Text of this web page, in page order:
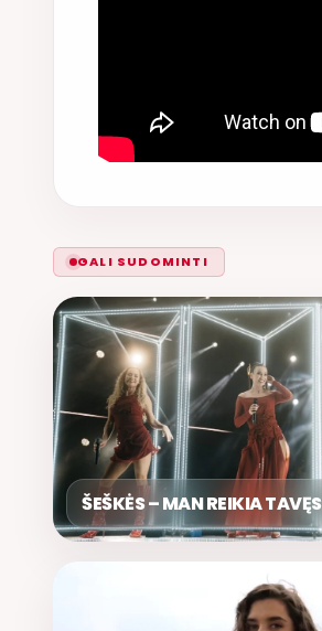
GALI SUDOMINTI
ŠEŠKĖS – MAN REIKIA TAVĘS